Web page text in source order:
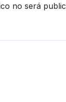
no será